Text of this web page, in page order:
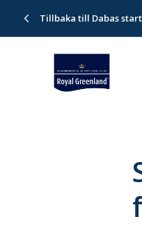
Tillbaka till Dabas